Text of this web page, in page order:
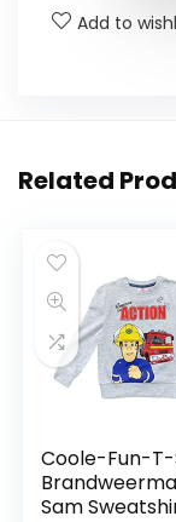
Add to
Related
Coole-Fun-
Sam